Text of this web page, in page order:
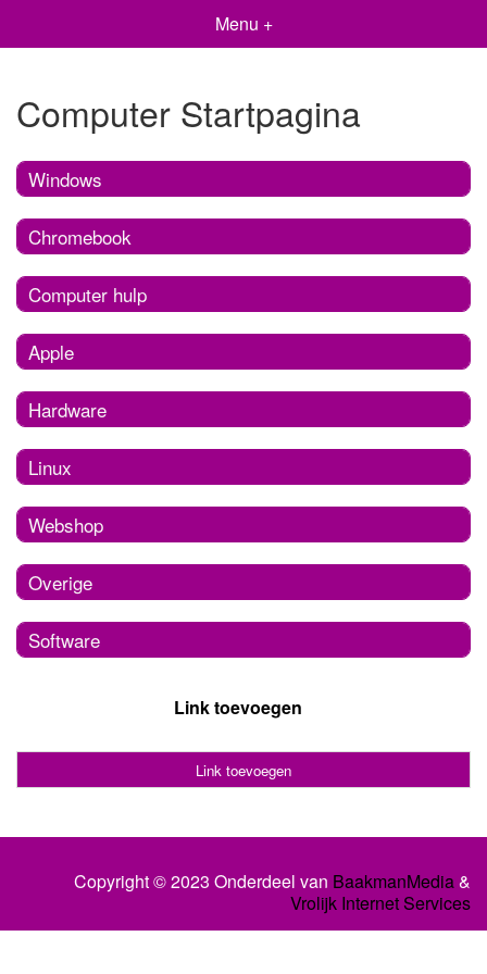
Menu +
Computer Startpagina
Windows
Chromebook
Computer hulp
Apple
Hardware
Linux
Webshop
Overige
Software
Link toevoegen
Link toevoegen
Copyright © 2023 Onderdeel van BaakmanMedia&
Vrolijk Internet Services